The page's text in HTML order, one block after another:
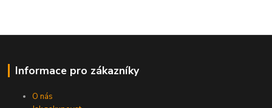
Informace pro zákazníky
O nás